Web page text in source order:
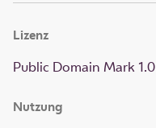
Lizenz
Public Domain Mark 1.0
Nutzung